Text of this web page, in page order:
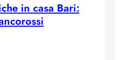
in casa Bari: